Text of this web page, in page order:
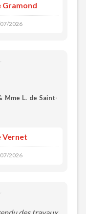
Gramond
2026
Mme L. de Saint-
Vernet
2026